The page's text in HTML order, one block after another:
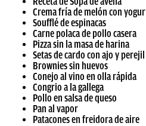
Crema fría de melón con yogur
Soufflé de espinacas
Carne polaca de pollo casera
Pizza sin la masa de harina
Setas de cardo con ajo y perejil
Brownies sin huevos
Conejo al vino en olla rápida
Congrio a la gallega
Pollo en salsa de queso
Pan al vapor
Patacones en freidora de aire